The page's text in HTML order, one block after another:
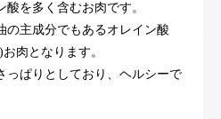
を多く含むお肉です。
の主成分でもあるオレイン酸
肉となります。
っぱりとしており、ヘルシーで